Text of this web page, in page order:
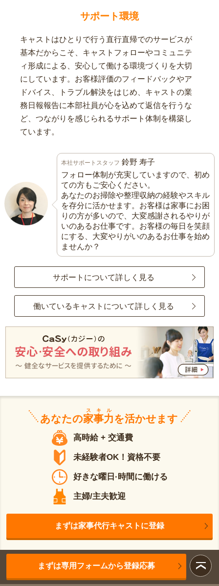
サポート環境
キャストはひとりで行う直行直帰でのサービスが
基本だからこそ、キャストフォローやコミュニテ
ィ形成による、安心して働ける環境づくりを大切
にしています。お客様評価のフィードバックやア
ドバイス、トラブル解決をはじめ、キャストの業
務日報報告に本部社員が心を込めて返信を行うな
ど、つながりを感じられるサポート体制を構築し
ています。
本社サポートスタッフ 鈴野 寿子
フォロー体制が充実していますので、初め
ての方もご安心ください。
あなたのお掃除や整理収納の経験やスキル
を存分に活かせます。お客様は家事にお困
りの方が多いので、大変感謝されるやりが
いのあるお仕事です。お客様の毎日を笑顔
にする、大変やりがいのあるお仕事を始め
ませんか？
サポートについて詳しく見る
働いているキャストについて詳しく見る
あなたの家事力
スキル
を活かせます
高時給 + 交通費
未経験者OK！資格不要
好きな曜日·時間に働ける
主婦/主夫歓迎
まずは家事代行キャストに登録
まずは専用フォームから登録応募